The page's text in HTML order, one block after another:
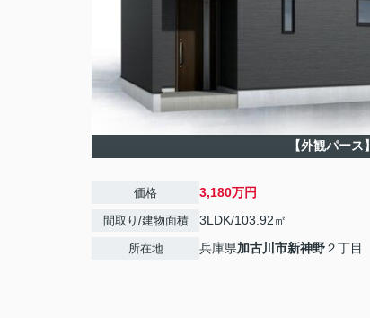
【外観パース】
価格 3,180万円
間取り/建物面積 3LDK/103.92㎡
所在地 兵庫県加古川市新神野２丁目